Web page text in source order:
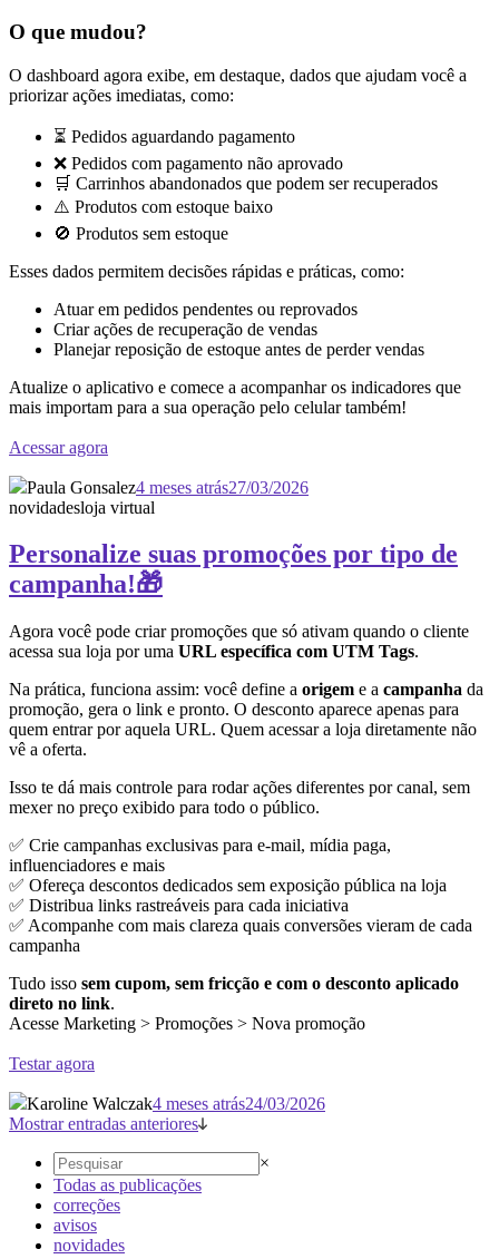
O que mudou?
O dashboard agora exibe, em destaque, dados que ajudam você a
priorizar ações imediatas, como:
⏳ Pedidos aguardando pagamento
❌ Pedidos com pagamento não aprovado
🛒 Carrinhos abandonados que podem ser recuperados
⚠️ Produtos com estoque baixo
🚫 Produtos sem estoque
Esses dados permitem decisões rápidas e práticas, como:
Atuar em pedidos pendentes ou reprovados
Criar ações de recuperação de vendas
Planejar reposição de estoque antes de perder vendas
Atualize o aplicativo e comece a acompanhar os indicadores que
mais importam para a sua operação pelo celular também!
Acessar agora
Paula Gonsalez4 meses atrás27/03/2026
novidadesloja virtual
Personalize suas promoções por tipo de
campanha!🎁
Agora você pode criar promoções que só ativam quando o cliente
acessa sua loja por uma URL específica com UTM Tags.
Na prática, funciona assim: você define a origem e a campanha da
promoção, gera o link e pronto. O desconto aparece apenas para
quem entrar por aquela URL. Quem acessar a loja diretamente não
vê a oferta.
Isso te dá mais controle para rodar ações diferentes por canal, sem
mexer no preço exibido para todo o público.
✅ Crie campanhas exclusivas para e-mail, mídia paga,
influenciadores e mais
✅ Ofereça descontos dedicados sem exposição pública na loja
✅ Distribua links rastreáveis para cada iniciativa
✅ Acompanhe com mais clareza quais conversões vieram de cada
campanha
Tudo isso sem cupom, sem fricção e com o desconto aplicado
direto no link.
Acesse Marketing > Promoções > Nova promoção
Testar agora
Karoline Walczak4 meses atrás24/03/2026
Mostrar entradas anteriores
×
Todas as publicações
correções
avisos
novidades